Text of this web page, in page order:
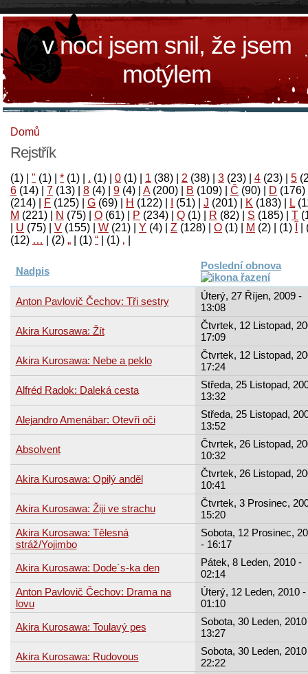
v noci jsem snil, že jsem
motýlem
Domů
Rejstřík
(1) " (1) * (1) . (1) 0 (1) 1 (38) 2 (38) 3 (23) 4 (23) 5
6 (14) 7 (13) 8 (4) 9 (4) A(200) B (109) Č (90) D (176)
(214)
F (125) G (69) H (122) (51) J (201) K (183) L
M (221) N (75) O (61) P (234) Q (1) R (82) S (185) T
U (75) V (155) W (21) Y (4) Z (128) Ο (1) М (2)
(1)
‚
(1)
“
(1)
„
(2)
…
(12)
Nadpis Poslední obnova
Anton Pavlovič Čechov: Tři sestry
Úterý, 27 Říjen, 2009 -
13:08
Akira Kurosawa: Žít
Čtvrtek, 12 Listopad,
17:09
Akira Kurosawa: Nebe a peklo
Čtvrtek, 12 Listopad,
17:24
Alfréd Radok: Daleká cesta
Středa, 25 Listopad,
13:32
Alejandro Amenábar: Otevři oči
Středa, 25 Listopad,
13:52
Absolvent
Čtvrtek, 26 Listopad,
10:32
Akira Kurosawa: Opilý anděl
Čtvrtek, 26 Listopad,
10:41
Akira Kurosawa: Žiji ve strachu
Čtvrtek, 3 Prosinec,
15:20
Akira Kurosawa: Tělesná
stráž/Yojimbo
Sobota, 12 Prosinec,
- 16:17
Akira Kurosawa: Dode´s-ka den
Pátek, 8 Leden, 2010 -
02:14
Anton Pavlovič Čechov: Drama na
lovu
Úterý, 12 Leden, 2010 -
01:10
Akira Kurosawa: Toulavý pes
Sobota, 30 Leden,
13:27
Akira Kurosawa: Rudovous
Sobota, 30 Leden,
22:22